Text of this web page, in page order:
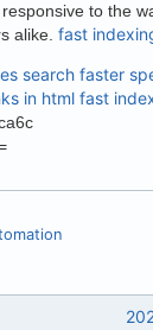
to the
alike. fast
search faster
in html fast